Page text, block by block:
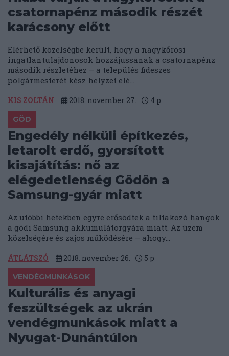
csatornapénz második részét
karácsony előtt
Elérhető közelségbe került, hogy a nagykőrösi
ingatlantulajdonosok hozzájussanak a csatornapénz
második részletéhez – a település fideszes
polgármesterét kész helyzet elé...
KIS ZOLTÁN 2018. november 27. 4 p
GÖD
Engedély nélküli építkezés,
letarolt erdő, gyorsított
kisajátítás: nő az
elégedetlenség Gödön a
Samsung-gyár miatt
Az utóbbi hetekben egyre erősödtek a tiltakozó hangok
a gödi Samsung akkumulátorgyára miatt. Az üzem
közelségére és zajos működésére – ahogy...
ÁTLÁTSZÓ 2018. november 26. 5 p
VENDÉGMUNKÁSOK
Kulturális és anyagi
feszültségek az ukrán
vendégmunkások miatt a
Nyugat-Dunántúlon